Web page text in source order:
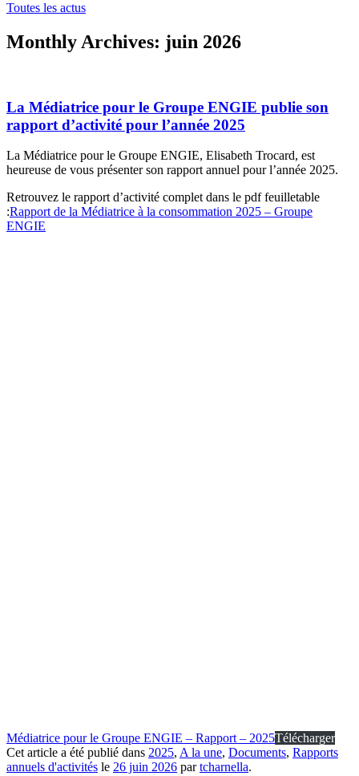
Toutes les actus
Monthly Archives: juin 2026
La Médiatrice pour le Groupe ENGIE publie son
rapport d’activité pour l’année 2025
La Médiatrice pour le Groupe ENGIE, Elisabeth Trocard, est
heureuse de vous présenter son rapport annuel pour l’année 2025.
Retrouvez le rapport d’activité complet dans le pdf feuilletable
:Rapport de la Médiatrice à la consommation 2025 – Groupe
ENGIE
Médiatrice pour le Groupe ENGIE – Rapport – 2025Télécharger
Cet article a été publié dans 2025, A la une, Documents, Rapports
annuels d'activités le 26 juin 2026 partcharnella.